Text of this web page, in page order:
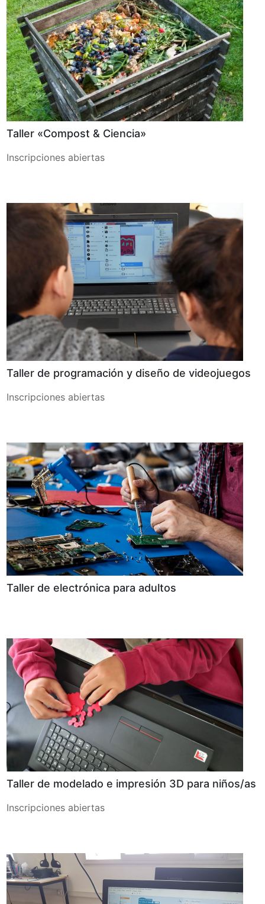
Taller «Compost & Ciencia»
Inscripciones abiertas
Taller de programación y diseño de videojuegos
Inscripciones abiertas
Taller de electrónica para adultos
Taller de modelado e impresión 3D para niños/as
Inscripciones abiertas